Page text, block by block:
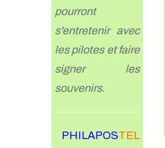
pourront
s'entretenir avec
les pilotes et faire
signer les
souvenirs.
PHILAPOSTEL